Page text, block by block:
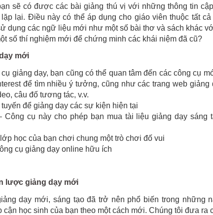
sẽ có được các bài giảng thú vị với những thông tin
lại. Điều này có thể áp dụng cho giáo viên thuộc tất
dụng các ngữ liệu mới như một số bài thơ và sách khác
số thí nghiệm mới để chứng minh các khái niệm đã cũ?
mới
giảng dạy, bạn cũng có thể quan tâm đến các công cụ
để tìm nhiều ý tưởng, cũng như các trang web giảng
câu đố tương tác, v.v.
để giảng dạy các sự kiện hiện tại
Công cụ này cho phép bạn mua tài liệu giảng dạy
học của bạn chơi chung một trò chơi đố vui
cụ giảng dạy online hữu ích
lược giảng dạy mới
dạy mới, sáng tạo đã trở nên phổ biến trong những
học sinh của bạn theo một cách mới. Chúng tôi đưa ra